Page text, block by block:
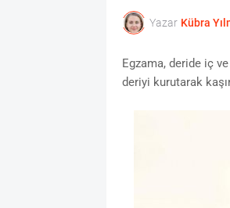
Yazar Kübra
Egzama, deride iç
deriyi kurutarak